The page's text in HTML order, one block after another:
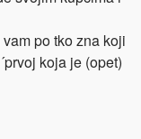
po tko zna koji
koja je (opet)